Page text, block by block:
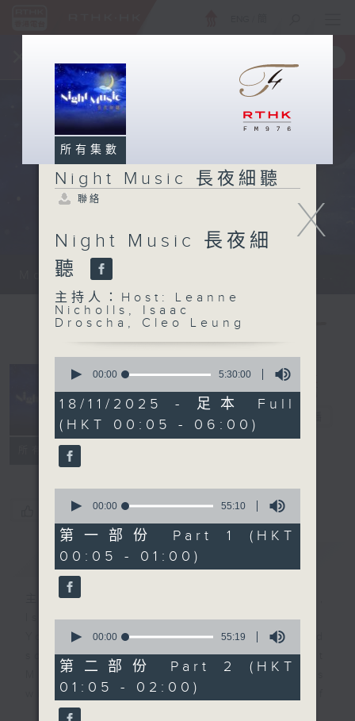
一手掌握 RTHK 電台、電視節目
Monday - Sunday 星期一至日 12am...
所有集數
Night Music
長夜細聽
您喜歡這個節目嗎?
簡介 GIST
主持人：Host: Leanne Nicholls,
Isaac Droscha, Cleo Leung
You will find many soft pieces and
some Chinese works in Night
Music. Friday and Saturday nights
will begin with two hours of
enjoyable jazz music.
X
所有集數
Night Music 長夜細聽
聯絡
Night Music 長夜細
聽
主持人：Host: Leanne
Nicholls, Isaac
Droscha, Cleo Leung
seconds
5
hours,
30
minutes,
0
seconds
00:00 5:30:00
18/11/2025 - 足本 Full
(HKT 00:05 - 06:00)
seconds
55
minutes,
10
seconds
00:00 55:10
第一部份 Part 1 (HKT
00:05 - 01:00)
seconds
55
minutes,
19
seconds
00:00 55:19
第二部份 Part 2 (HKT
01:05 - 02:00)